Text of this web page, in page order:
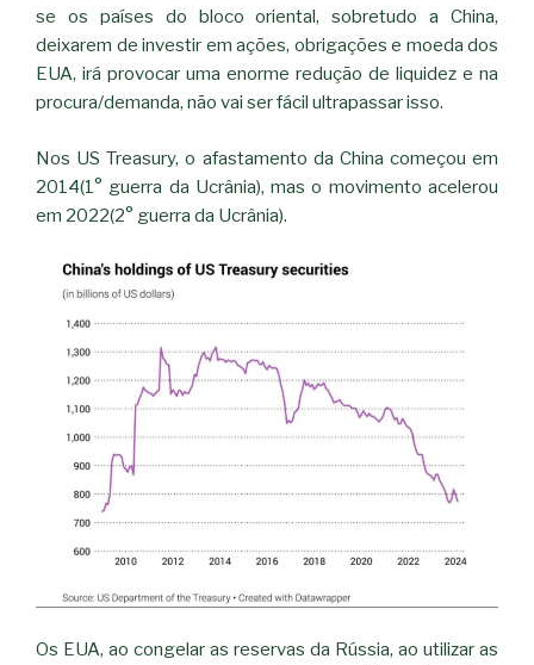
se os países do bloco oriental, sobretudo a China,
deixarem de investir em ações, obrigações e moeda dos
EUA, irá provocar uma enorme redução de liquidez e na
procura/demanda, não vai ser fácil ultrapassar isso.
Nos US Treasury, o afastamento da China começou em
2014(1° guerra da Ucrânia), mas o movimento acelerou
em 2022(2° guerra da Ucrânia).
Os EUA, ao congelar as reservas da Rússia, ao utilizar as